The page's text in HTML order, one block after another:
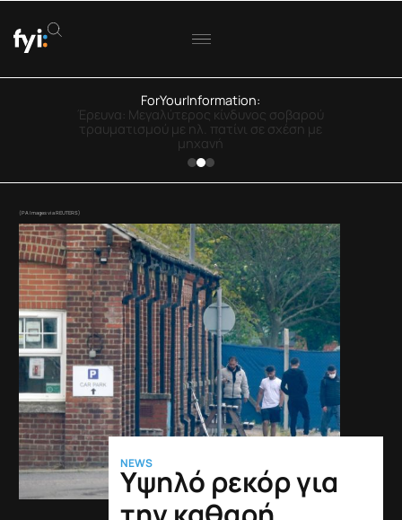
Η καθαρή μετανάστευση προς τo
Ηνωμένο Βασίλειο έφθασε τον αριθμό-
τα επίσημα στοιχεία, αυξάνοντας την πίεση
στην κυβέρνηση, η οποία έχει δεσμευθεί για
την μείωσή της.
Η αύξηση οφείλεται κατά κύριο λόγο σε
πολίτες χωρών εκτός ΕΕ,
βάσει προγραμμάτων της κυβέρνησης για τη
χορήγηση βίζας σε Ουκρανούς και σε όσους
μεταναστεύουν για δουλειά και σπουδές,
ανέφερε το Γραφείο Στατιστικής (ONS).
Είδηση
Η καθαρή μετανάστευση προς τo Ηνωμένο Βασίλειο
(ΗΒ)έφθασετον αριθμό-ρεκόρ των 606.000 ατόμων
πέρυσι, σύμφωνα με τα επίσημα στοιχεία που
δημοσιοποιήθηκαν χθες, αυξάνοντας την πίεση στον
Βρετανό πρωθυπουργό Rishi Sunak, ο οποίος έχει
δεσμευθεί ότι θα τη μειώσει.